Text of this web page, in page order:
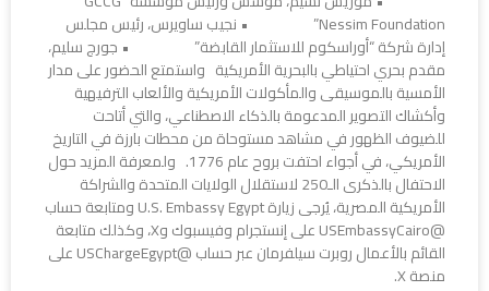
Nessim Foundation” • نجيب ساويرس، رئيس مجلس
إدارة شركة “أوراسكوم للاستثمار القابضة” • جورج سليم،
مقدم بحري احتياطي بالبحرية الأمريكية واستمتع الحضور على مدار
الأمسية بالموسيقى والمأكولات الأمريكية والألعاب الترفيهية
وأكشاك التصوير المدعومة بالذكاء الاصطناعي، والتي أتاحت
للضيوف الظهور في مشاهد مستوحاة من محطات بارزة في التاريخ
الأمريكي، في أجواء احتفت بروح عام 1776. ولمعرفة المزيد حول
الاحتفال بالذكرى الـ250 لاستقلال الولايات المتحدة والشراكة
الأمريكية المصرية، يُرجى زيارة U.S. Embassy Egypt ومتابعة حساب
@USEmbassyCairo على إنستجرام وفيسبوك وX، وكذلك متابعة
القائم بالأعمال روبرت سيلفرمان عبر حساب @USChargeEgypt على
منصة X.